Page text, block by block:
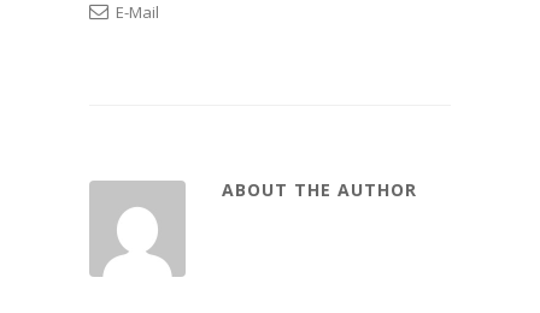
E-Mail
ABOUT THE AUTHOR